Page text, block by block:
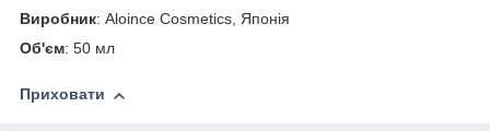
Виробник: Aloince Cosmetics, Японія
Об'єм: 50 мл
Приховати